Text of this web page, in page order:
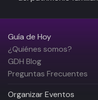
Guía de Hoy
¿Quiénes somos?
GDH Blog
Preguntas Frecuentes
Organizar Eventos